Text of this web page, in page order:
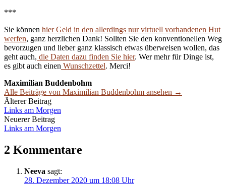
***
Sie können hier Geld in den allerdings nur virtuell vorhandenen Hut
werfen, ganz herzlichen Dank! Sollten Sie den konventionellen Weg
bevorzugen und lieber ganz klassisch etwas überweisen wollen, das
geht auch, die Daten dazu finden Sie hier. Wer mehr für Dinge ist,
es gibt auch einen Wunschzettel. Merci!
Maximilian Buddenbohm
Alle Beiträge von Maximilian Buddenbohm ansehen →
Beitrags-
Navigation
Älterer Beitrag
Links am Morgen
Neuerer Beitrag
Links am Morgen
2 Kommentare
Neeva sagt:
28. Dezember 2020 um 18:08 Uhr